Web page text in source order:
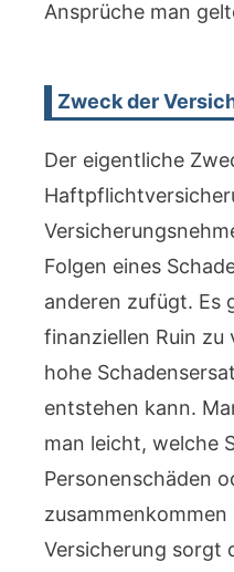
Ansprüche man
Zweck der
Der eigentliche
Folgen eines
anderen zufügt. Es
finanziellen Ruin zu
hohe
entstehen kann.
man leicht, welche
Personenschäden
zusammenkommen
Versicherung sorgt